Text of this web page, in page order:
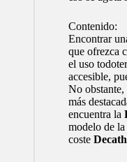
Contenido:
Encontrar
que ofrezca
el uso
accesible,
No obstante,
más
encuentra la
modelo de
coste